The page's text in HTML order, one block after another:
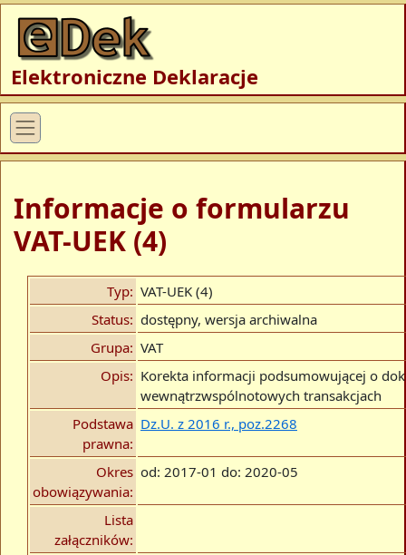
Elektroniczne Deklaracje
Informacje o formularzu
VAT-UEK (4)
Typ: VAT-UEK (4)
Status: dostępny, wersja archiwalna
Grupa: VAT
Opis: Korekta informacji podsumowującej o
wewnątrzwspólnotowych transakcjach
Podstawa
prawna:
Dz.U. z 2016 r., poz.2268
Okres
obowiązywania:
od: 2017-01 do: 2020-05
Lista
załączników: